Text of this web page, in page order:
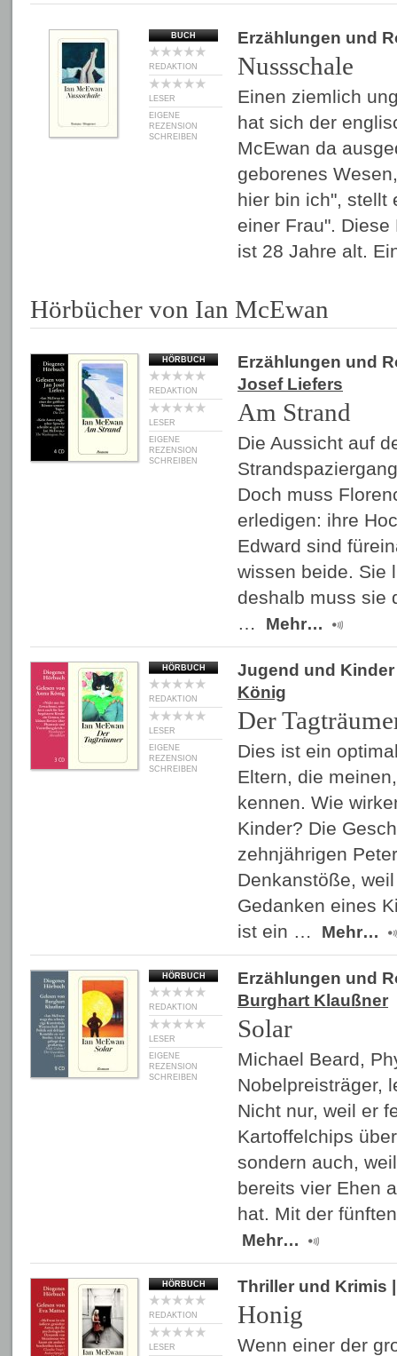
BUCH
REDAKTION
LESER
EIGENE
REZENSION
SCHREIBEN
Erzählungen und
Nussschale
Einen ziemlich
hat sich der
McEwan da
geborenes
hier bin ich", stellt
einer Frau".
ist 28 Jahre alt.
Hörbücher von Ian McEwan
HÖRBUCH
REDAKTION
LESER
EIGENE
REZENSION
SCHREIBEN
Erzählungen und
Josef Liefers
Am Strand
Die Aussicht auf
Doch muss
erledigen: ihre
Edward sind
wissen beide. Sie
deshalb muss sie
…
Mehr…
HÖRBUCH
REDAKTION
LESER
EIGENE
REZENSION
SCHREIBEN
Jugend und Kinder
König
Der
Dies ist ein
Eltern, die
kennen. Wie
Kinder? Die
zehnjährigen
Denkanstöße,
Gedanken eines
ist ein …
Mehr…
HÖRBUCH
REDAKTION
LESER
EIGENE
REZENSION
SCHREIBEN
Erzählungen und
Burghart Klaußner
Solar
Michael Beard,
Nobelpreisträger,
Nicht nur, weil er
Kartoffelchips
sondern auch,
bereits vier Ehen
hat. Mit der
Mehr…
HÖRBUCH
REDAKTION
LESER
Thriller und Krimis
Honig
Wenn einer der